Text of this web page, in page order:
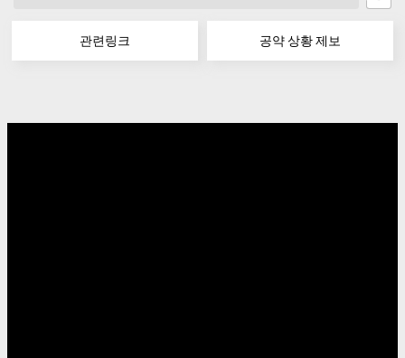
관련링크 공약 상황 제보